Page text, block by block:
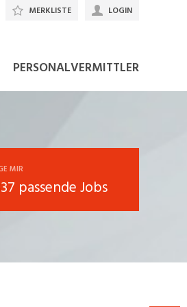
PERSONALVERMITTLER
MERKLISTE LOGIN
MIR
passende Jobs
JETZT BEWERBEN